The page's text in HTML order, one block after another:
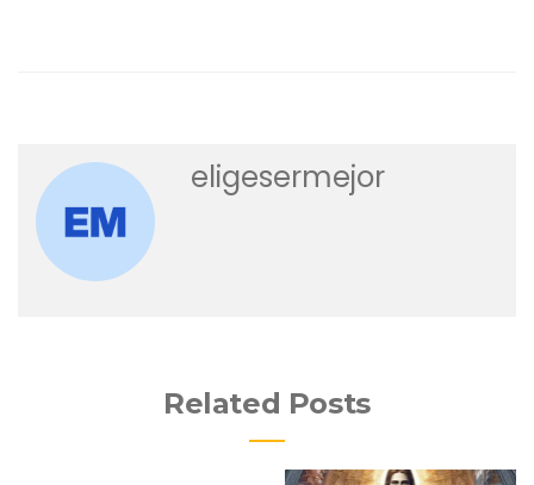
eligesermejor
Related Posts